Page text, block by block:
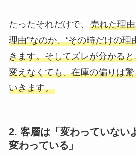
たったそれだけで、 売れた理
理由”なのか、“その時だけの理
きます。そしてズレが分かる
変えなくても、在庫の偏りは
いきます。
2. 客層は「変わっていない
変わっている」